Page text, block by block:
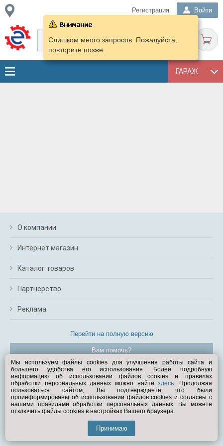
Регистрация Войти
ГАРАЖ
Слишком много запросов. Пожалуйста,
повторите позже.
О компании
Интернет магазин
Каталог товаров
Партнерство
Реклама
Перейти на полную версию
Вам помочь?
© Exist.ru 1998—2026
Мы используем файлы cookies для улучшения работы сайта и
большего удобства его использования. Более подробную
информацию об использовании файлов cookies и правилах
обработки персональных данных можно найтиздесь. Продолжая
пользоваться сайтом, Вы подтверждаете, что были
проинформированы об использовании файлов cookies и согласны с
нашими правилами обработки персональных данных. Вы можете
отключить файлы cookies в настройках Вашего браузера.
Принимаю